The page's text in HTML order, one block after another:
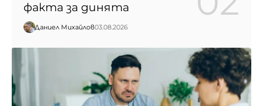
факта за динята
Даниел Михайлов03.08.2026